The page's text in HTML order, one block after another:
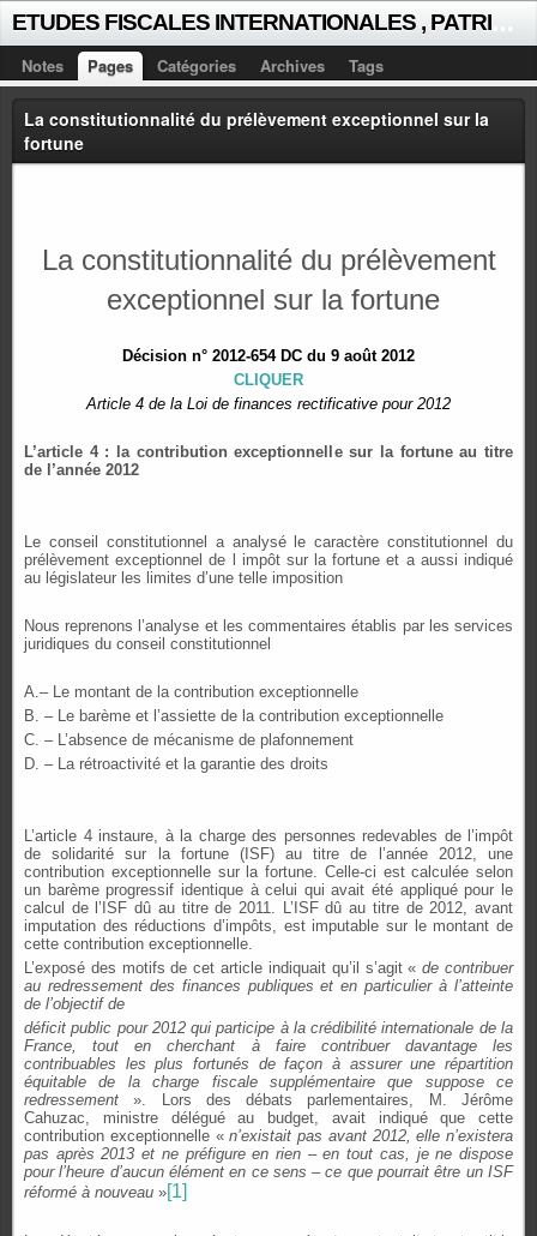
Notes Pages Catégories Archives Tags
La constitutionnalité du prélèvement exceptionnel sur la
fortune
La constitutionnalité du prélèvement
exceptionnel sur la fortune
Décision n° 2012-654 DC du 9 août 2012
CLIQUER
Article 4 de la Loi de finances rectificative pour 2012
L’article 4 : la contribution exceptionnelle sur la fortune au titre
de l’année 2012
Le conseil constitutionnel a analysé le caractère constitutionnel du
prélèvement exceptionnel de l impôt sur la fortune et a aussi indiqué
au législateur les limites d’une telle imposition
Nous reprenons l’analyse et les commentaires établis par les services
juridiques du conseil constitutionnel
A.– Le montant de la contribution exceptionnelle
B. – Le barème et l’assiette de la contribution exceptionnelle
C. – L’absence de mécanisme de plafonnement
D. – La rétroactivité et la garantie des droits
L’article 4 instaure, à la charge des personnes redevables de l’impôt
de solidarité sur la fortune (ISF) au titre de l’année 2012, une
contribution exceptionnelle sur la fortune. Celle-ci est calculée selon
un barème progressif identique à celui qui avait été appliqué pour le
calcul de l’ISF dû au titre de 2011. L’ISF dû au titre de 2012, avant
imputation des réductions d’impôts, est imputable sur le montant de
cette contribution exceptionnelle.
L’exposé des motifs de cet article indiquait qu’il s’agit «de contribuer
au redressement des finances publiques et en particulier à l’atteinte
de l’objectif de
déficit public pour 2012 qui participe à la crédibilité internationale de la
France, tout en cherchant à faire contribuer davantage les
contribuables les plus fortunés de façon à assurer une répartition
équitable de la charge fiscale supplémentaire que suppose ce
redressement». Lors des débats parlementaires, M. Jérôme
Cahuzac, ministre délégué au budget, avait indiqué que cette
contribution exceptionnelle «n’existait pas avant 2012, elle n’existera
pas après 2013 et ne préfigure en rien – en tout cas, je ne dispose
pour l’heure d’aucun élément en ce sens – ce que pourrait être un ISF
réformé à nouveau »[1]